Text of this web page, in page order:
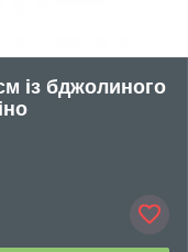
із бджолиного